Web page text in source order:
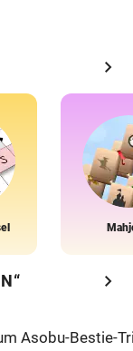
chevron_right
chevron_right